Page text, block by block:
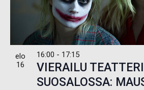
elo
16
VIERAILU
SUOSALOSSA:
16:00 - 17:15